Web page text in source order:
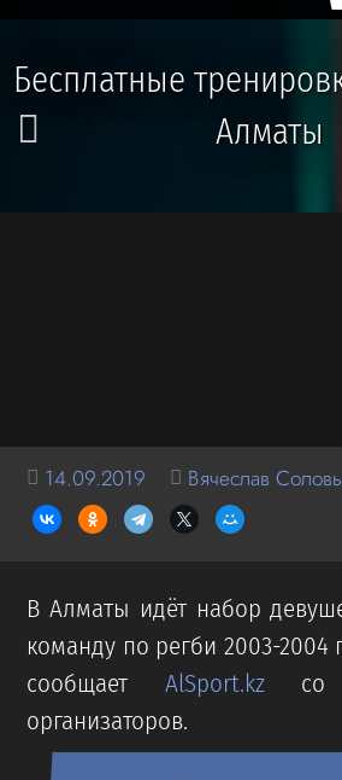
Бесплатные
Алматы
14.09.2019 Вячеслав
В Алматы идёт набор
команду по регби 2003-2004
сообщает AlSport.kzсо
организаторов.